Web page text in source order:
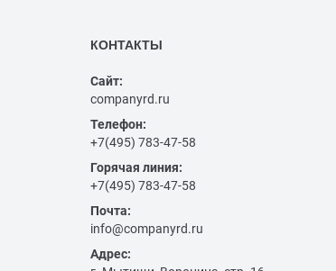
КОНТАКТЫ
Сайт:
companyrd.ru
Телефон:
+7(495) 783-47-58
Горячая линия:
+7(495) 783-47-58
Почта:
info@companyrd.ru
Адрес: